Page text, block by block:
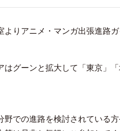
よりアニメ・マンガ出張進路
はグーンと拡大して「東京」
野での進路を検討されている